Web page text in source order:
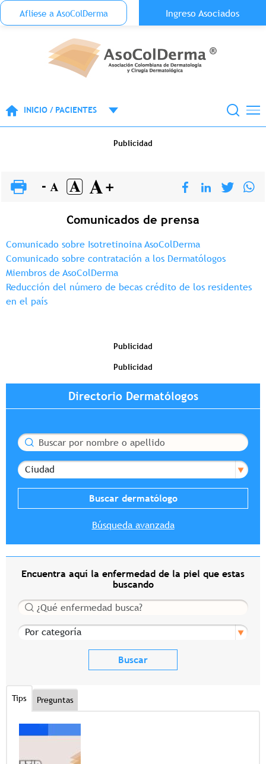
Pasar al contenido principal
Menu Top Anónimo
Aflíese a AsoColDerma Ingreso Asociados
INICIO / PACIENTES
Publicidad
Comunicados de prensa
Comunicado sobre Isotretinoina AsoColDerma
Comunicado sobre contratación a los Dermatólogos
Miembros de AsoColDerma
Reducción del número de becas crédito de los residentes
en el país
Publicidad
Publicidad
Directorio Dermatólogos
Buscar
Ciudad
Búsqueda avanzada
Encuentra aquí la enfermedad de la piel que estas
buscando
Buscar
Por categoría
Tips Preguntas